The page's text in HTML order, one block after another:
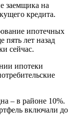
заемщика на
кредита.
ипотечных
пять лет назад
сейчас.
ипотеки
– в районе 10%.
включали до